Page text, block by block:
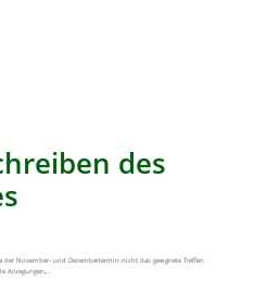
des
November- und Dezembertermin nicht das geeignete Treffen
Anregungen,…